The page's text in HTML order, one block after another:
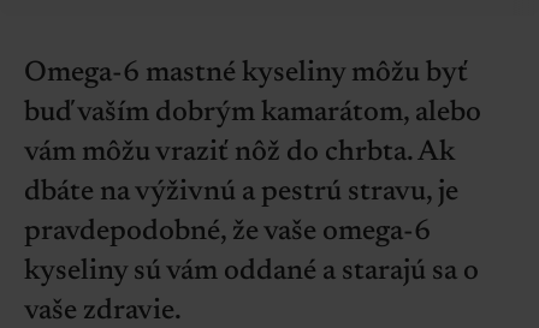
Omega-6 mastné kyseliny môžu byť
buď vaším dobrým kamarátom, alebo
vám môžu vraziť nôž do chrbta. Ak
dbáte na výživnú a pestrú stravu, je
pravdepodobné, že vaše omega-6
kyseliny sú vám oddané a starajú sa o
vaše zdravie.